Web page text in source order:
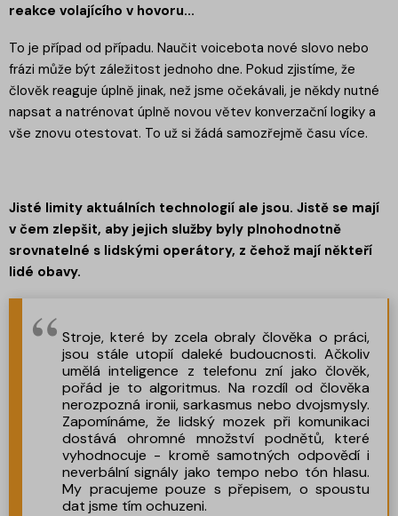
reakce volajícího v hovoru...
To je případ od případu. Naučit voicebota nové slovo nebo
frázi může být záležitost jednoho dne. Pokud zjistíme, že
člověk reaguje úplně jinak, než jsme očekávali, je někdy nutné
napsat a natrénovat úplně novou větev konverzační logiky a
vše znovu otestovat. To už si žádá samozřejmě času více.
Jisté limity aktuálních technologií ale jsou. Jistě se mají
v čem zlepšit, aby jejich služby byly plnohodnotně
srovnatelné s lidskými operátory, z čehož mají někteří
lidé obavy.
Stroje, které by zcela obraly člověka o práci,
jsou stále utopií daleké budoucnosti. Ačkoliv
umělá inteligence z telefonu zní jako člověk,
pořád je to algoritmus. Na rozdíl od člověka
nerozpozná ironii, sarkasmus nebo dvojsmysly.
Zapomínáme, že lidský mozek při komunikaci
dostává ohromné množství podnětů, které
vyhodnocuje - kromě samotných odpovědí i
neverbální signály jako tempo nebo tón hlasu.
My pracujeme pouze s přepisem, o spoustu
dat jsme tím ochuzeni.